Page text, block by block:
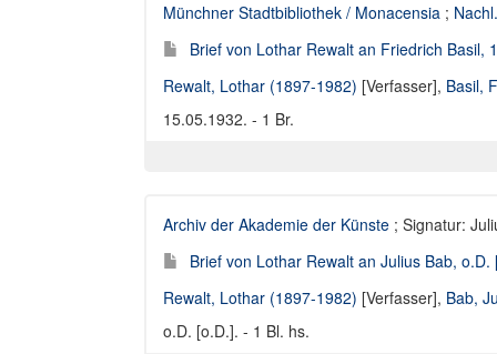
Münchner Stadtbibliothek / Monacensia ;
Brief von Lothar Rewalt an Friedrich Basil,
Rewalt, Lothar (1897-1982) [Verfasser], Basil,
15.05.1932. - 1 Br.
Archiv der Akademie der Künste ; Signatur:
Brief von Lothar Rewalt an Julius Bab, o.D.
Rewalt, Lothar (1897-1982) [Verfasser], Bab,
o.D. [o.D.]. - 1 Bl. hs.